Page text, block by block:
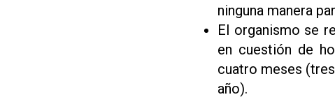
ninguna manera
El organismo se
en cuestión de
cuatro meses
año).